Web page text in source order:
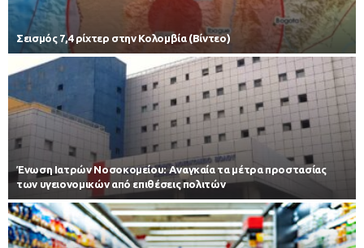
Σεισμός 7,4 ρίχτερ στην Κολομβία (Βίντεο)
Ένωση Ιατρών Νοσοκομείου: Αναγκαία τα μέτρα προστασίας
των υγειονομικών από επιθέσεις πολιτών